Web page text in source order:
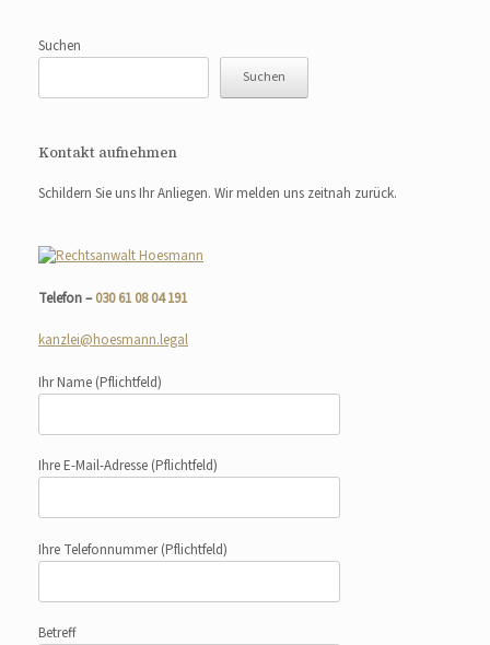
Suchen
Suchen
Kontakt aufnehmen
Schildern Sie uns Ihr Anliegen. Wir melden uns zeitnah zurück.
Telefon –030 61 08 04 191
kanzlei@hoesmann.legal
Ihr Name (Pflichtfeld)
Ihre E-Mail-Adresse (Pflichtfeld)
Ihre Telefonnummer(Pflichtfeld)
Betreff